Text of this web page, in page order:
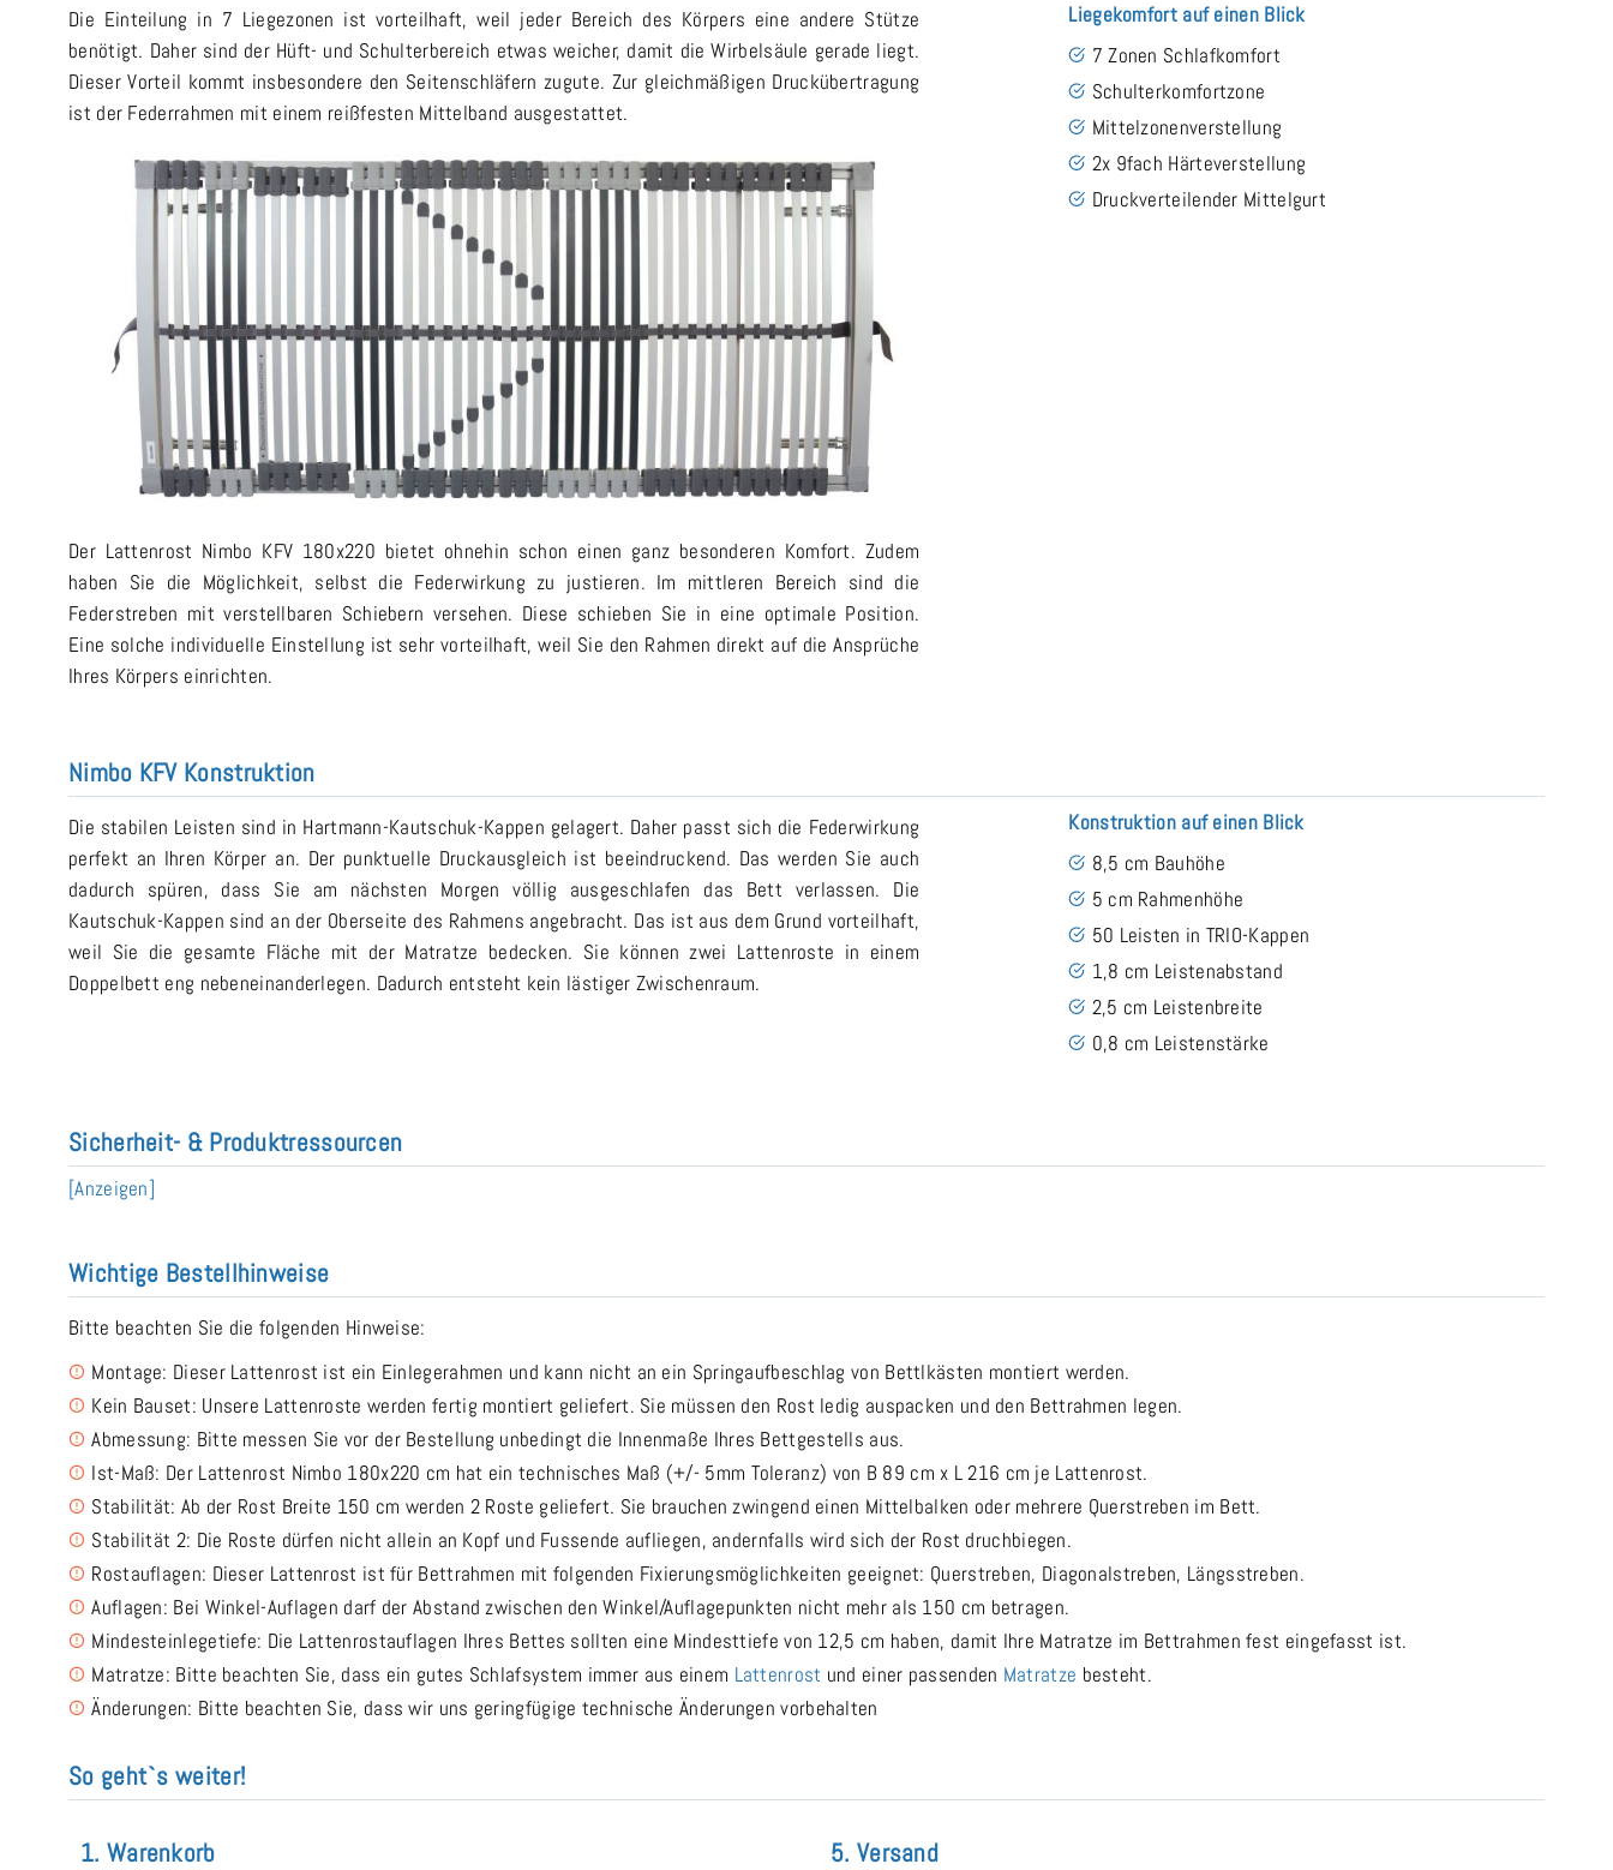
Die Einteilung in 7 Liegezonen ist vorteilhaft, weil jeder Bereich des Körpers eine andere Stütze
benötigt. Daher sind der Hüft- und Schulterbereich etwas weicher, damit die Wirbelsäule gerade liegt.
Dieser Vorteil kommt insbesondere den Seitenschläfern zugute. Zur gleichmäßigen Druckübertragung
ist der Federrahmen mit einem reißfesten Mittelband ausgestattet.
Der Lattenrost Nimbo KFV 180x220 bietet ohnehin schon einen ganz besonderen Komfort. Zudem
haben Sie die Möglichkeit, selbst die Federwirkung zu justieren. Im mittleren Bereich sind die
Federstreben mit verstellbaren Schiebern versehen. Diese schieben Sie in eine optimale Position.
Eine solche individuelle Einstellung ist sehr vorteilhaft, weil Sie den Rahmen direkt auf die Ansprüche
Ihres Körpers einrichten.
Liegekomfort auf einen Blick
7 Zonen Schlafkomfort
Schulterkomfortzone
Mittelzonenverstellung
2x 9fach Härteverstellung
Druckverteilender Mittelgurt
Nimbo KFV Konstruktion
Die stabilen Leisten sind in Hartmann-Kautschuk-Kappen gelagert. Daher passt sich die Federwirkung
perfekt an Ihren Körper an. Der punktuelle Druckausgleich ist beeindruckend. Das werden Sie auch
dadurch spüren, dass Sie am nächsten Morgen völlig ausgeschlafen das Bett verlassen. Die
Kautschuk-Kappen sind an der Oberseite des Rahmens angebracht. Das ist aus dem Grund vorteilhaft,
weil Sie die gesamte Fläche mit der Matratze bedecken. Sie können zwei Lattenroste in einem
Doppelbett eng nebeneinanderlegen. Dadurch entsteht kein lästiger Zwischenraum.
Konstruktion auf einen Blick
8,5 cm Bauhöhe
5 cm Rahmenhöhe
50 Leisten in TRIO-Kappen
1,8 cm Leistenabstand
2,5 cm Leistenbreite
0,8 cm Leistenstärke
Sicherheit- & Produktressourcen
[Anzeigen]
Wichtige Bestellhinweise
Bitte beachten Sie die folgenden Hinweise:
Montage: Dieser Lattenrost ist ein Einlegerahmen und kann nicht an ein Springaufbeschlag von Bettlkästen montiert werden.
Kein Bauset: Unsere Lattenroste werden fertig montiert geliefert. Sie müssen den Rost ledig auspacken und den Bettrahmen legen.
Abmessung: Bitte messen Sie vor der Bestellung unbedingt die Innenmaße Ihres Bettgestells aus.
Ist-Maß: Der Lattenrost Nimbo 180x220 cm hat ein technisches Maß (+/- 5mm Toleranz) von B 89 cm x L 216 cm je Lattenrost.
Stabilität: Ab der Rost Breite 150 cm werden 2 Roste geliefert. Sie brauchen zwingend einen Mittelbalken oder mehrere Querstreben im Bett.
Stabilität 2: Die Roste dürfen nicht allein an Kopf und Fussende aufliegen, andernfalls wird sich der Rost druchbiegen.
Rostauflagen: Dieser Lattenrost ist für Bettrahmen mit folgenden Fixierungsmöglichkeiten geeignet: Querstreben, Diagonalstreben, Längsstreben.
Auflagen: Bei Winkel-Auflagen darf der Abstand zwischen den Winkel/Auflagepunkten nicht mehr als 150 cm betragen.
Mindesteinlegetiefe: Die Lattenrostauflagen Ihres Bettes sollten eine Mindesttiefe von 12,5 cm haben, damit Ihre Matratze im Bettrahmen fest eingefasst ist.
Matratze: Bitte beachten Sie, dass ein gutes Schlafsystem immer aus einem Lattenrost und einer passenden Matratze besteht.
Änderungen: Bitte beachten Sie, dass wir uns geringfügige technische Änderungen vorbehalten
So geht`s weiter!
1. Warenkorb 5. Versand